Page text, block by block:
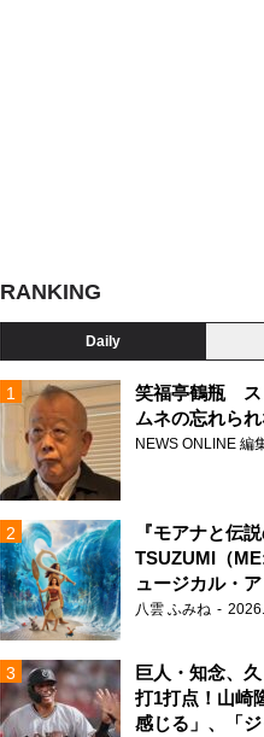
RANKING
Daily
笑福亭鶴瓶 ス
ムネの忘れら
NEWS ONLINE 編
『モアナと伝説
TSUZUMI（
ュージカル・
声を響かせる
八雲 ふみね
巨人・知念、
打1打点！山崎
感じる」、「